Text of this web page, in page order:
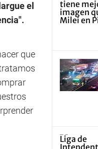
el
que